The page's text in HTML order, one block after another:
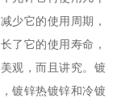
少它的使用周期，
了它的使用寿命，
观，而且讲究。镀
镀锌热镀锌和冷镀